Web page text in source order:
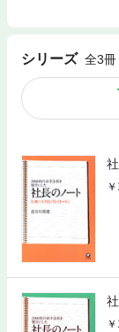
シリーズ 全3冊